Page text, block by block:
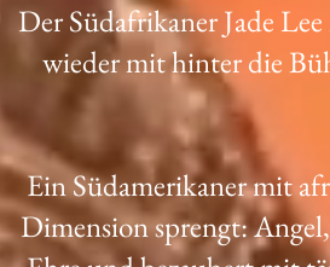
Der Südafrikaner Jade
wieder mit hinter die
Ein Südamerikaner mit
Dimension sprengt: